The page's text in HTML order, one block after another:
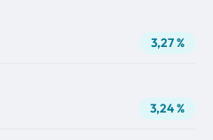
3,27 %
3,24 %